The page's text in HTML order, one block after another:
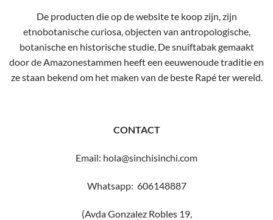
De producten die op de website te koop zijn, zijn
etnobotanische curiosa, objecten van antropologische,
botanische en historische studie. De snuiftabak gemaakt
door de Amazonestammen heeft een eeuwenoude traditie en
ze staan ​​bekend om het maken van de beste Rapé ter wereld.
CONTACT
Email: hola@sinchisinchi.com
Whatsapp: 606148887
(Avda Gonzalez Robles 19,